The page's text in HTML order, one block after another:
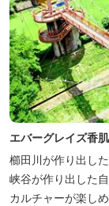
エバーグレイズ香
櫛田川が作り出し
峡谷が作り出した
カルチャーが楽し